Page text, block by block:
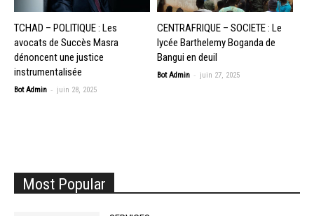
TCHAD – POLITIQUE : Les
avocats de Succès Masra
dénoncent une justice
instrumentalisée
Bot Admin - juin 28, 2025
CENTRAFRIQUE – SOCIETE : Le
lycée Barthelemy Boganda de
Bangui en deuil
Bot Admin - juin 27, 2025
Most Popular